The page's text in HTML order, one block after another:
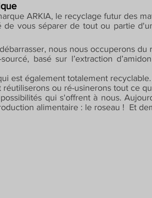
ARKIA, le recyclage futur des
vous séparer de tout ou partie
nous nous occuperons du
basé sur l’extraction
est également totalement recyclable.
ou ré-usinerons tout ce
qui s'offrent à nous.
alimentaire : le roseau ! Et